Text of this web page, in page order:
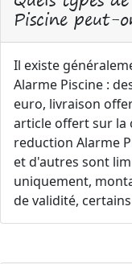
Piscine peut-
Il existe
Alarme Piscine :
euro, livraison
article offert sur la
reduction Alarme
et d'autres sont
uniquement,
de validité,